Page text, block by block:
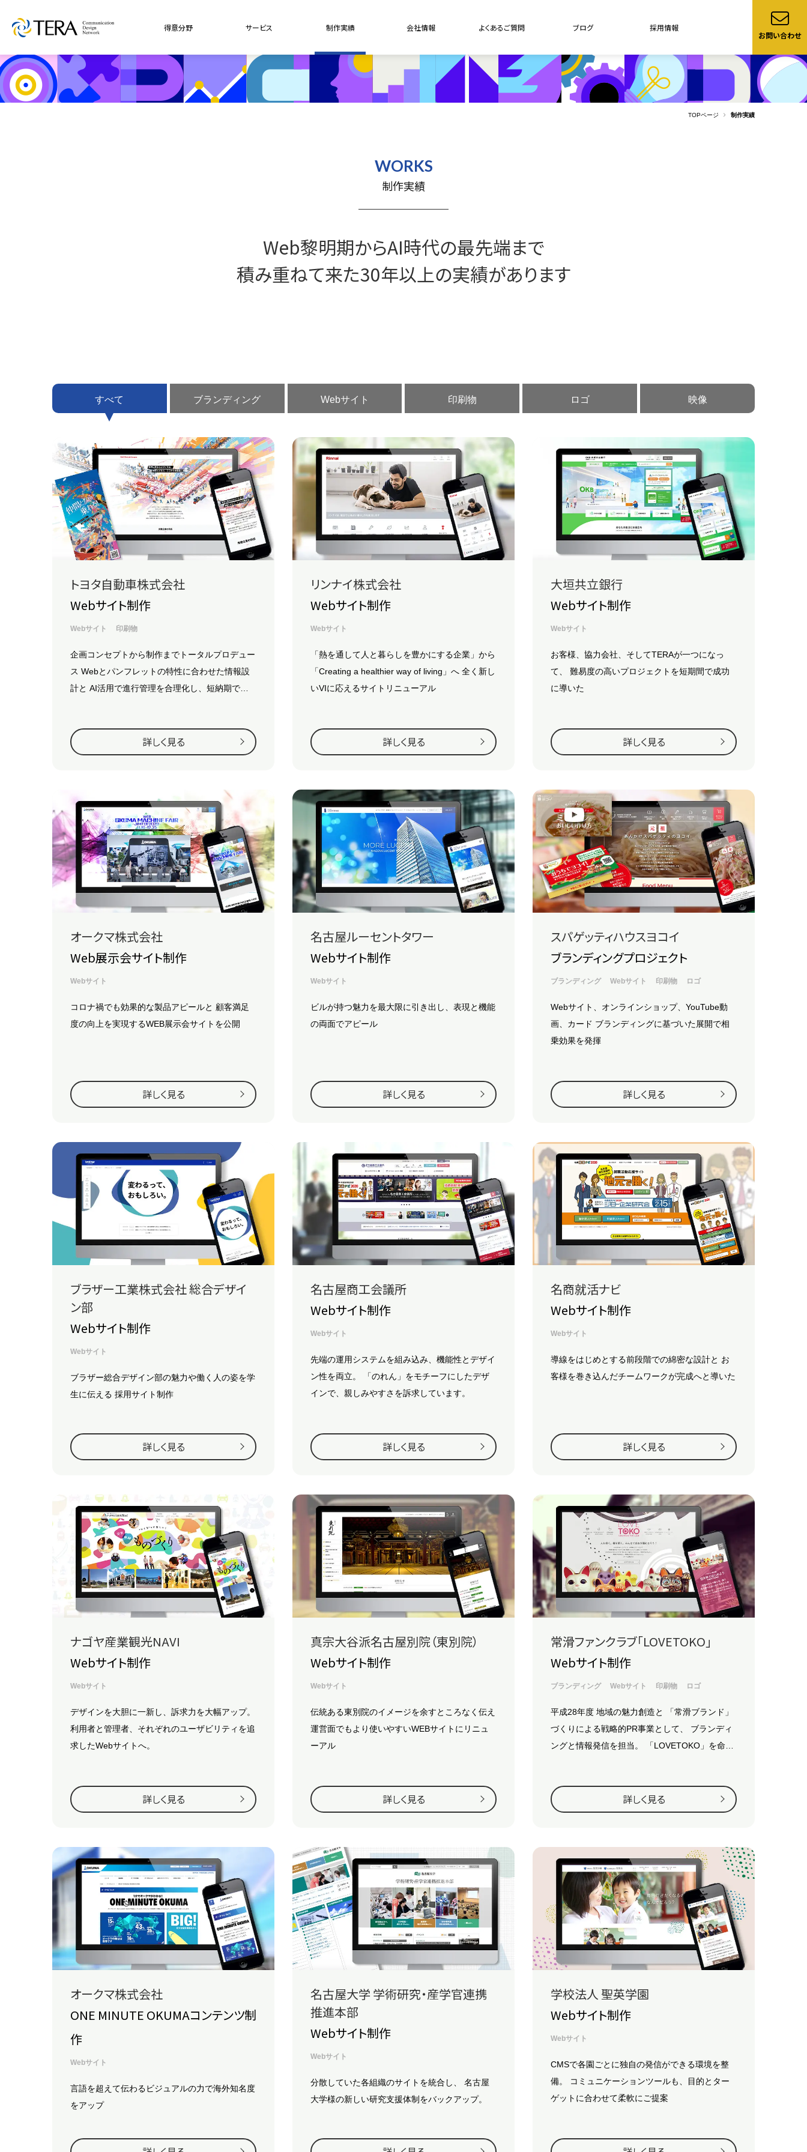
得意分野 サービス 制作実績 会社情報 よくあるご質問 ブログ 採用情報
お問い合わせ
TOPページ 制作実績
WORKS
制作実績
Web黎明期からAI時代の最先端まで
積み重ねて来た30年以上の実績があります
すべて ブランディング Webサイト 印刷物 ロゴ 映像
トヨタ自動車株式会社
Webサイト制作
Webサイト 印刷物
企画コンセプトから制作までトータルプロデュー
ス Webとパンフレットの特性に合わせた情報設
計と AI活用で進行管理を合理化し、短納期で実
詳しく見る
リンナイ株式会社
Webサイト制作
Webサイト
「熱を通して人と暮らしを豊かにする企業」から
「Creating a healthier way of living」へ 全く新し
いVIに応えるサイトリニューアル
詳しく見る
大垣共立銀行
Webサイト制作
Webサイト
お客様、協力会社、そしてTERAが一つになっ
て、
難易度の高いプロジェクトを短期間で成功
に導いた
詳しく見る
オークマ株式会社
Web展示会サイト制作
Webサイト
コロナ禍でも効果的な製品アピールと 顧客満足
度の向上を実現するWEB展示会サイトを公開
詳しく見る
名古屋ルーセントタワー
Webサイト制作
Webサイト
ビルが持つ魅力を最大限に引き出し、表現と機能
の両面でアピール
詳しく見る
スパゲッティハウスヨコイ
ブランディングプロジェクト
ブランディング Webサイト 印刷物 ロゴ
Webサイト、オンラインショップ、YouTube動
画、カード ブランディングに基づいた展開で相
乗効果を発揮
詳しく見る
ブラザー工業株式会社 総合デザイ
ン部
Webサイト制作
Webサイト
ブラザー総合デザイン部の魅力や働く人の姿を学
生に伝える 採用サイト制作
詳しく見る
名古屋商工会議所
Webサイト制作
Webサイト
先端の運用システムを組み込み、機能性とデザイ
ン性を両立。
「のれん」をモチーフにしたデザ
インで、親しみやすさを訴求しています。
詳しく見る
名商就活ナビ
Webサイト制作
Webサイト
導線をはじめとする前段階での綿密な設計と お
客様を巻き込んだチームワークが完成へと導いた
詳しく見る
ナゴヤ産業観光NAVI
Webサイト制作
Webサイト
デザインを大胆に一新し、訴求力を大幅アップ。
利用者と管理者、それぞれのユーザビリティを追
求したWebサイトへ。
詳しく見る
真宗大谷派名古屋別院（東別院）
Webサイト制作
Webサイト
伝統ある東別院のイメージを余すところなく伝え
運営面でもより使いやすいWEBサイトにリニュ
ーアル
詳しく見る
常滑ファンクラブ「LOVETOKO」
Webサイト制作
ブランディング Webサイト 印刷物 ロゴ
平成28年度 地域の魅力創造と
「常滑ブランド」
づくりによる戦略的PR事業として、
ブランディ
ングと情報発信を担当。
「LOVETOKO」を命名
詳しく見る
オークマ株式会社
ONE MINUTE OKUMAコンテンツ制
作
Webサイト
言語を超えて伝わるビジュアルの力で海外知名度
をアップ
名古屋大学 学術研究・産学官連携
推進本部
Webサイト制作
Webサイト
分散していた各組織のサイトを統合し、
名古屋
大学様の新しい研究支援体制をバックアップ。
学校法人 聖英学園
Webサイト制作
Webサイト
CMSで各園ごとに独自の発信ができる環境を整
備。
コミュニケーションツールも、目的とター
ゲットに合わせて柔軟にご提案